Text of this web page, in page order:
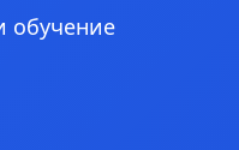
обучение